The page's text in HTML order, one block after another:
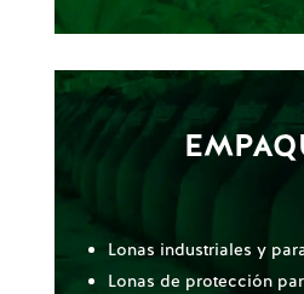
Lonas industriales y
Lonas de protección